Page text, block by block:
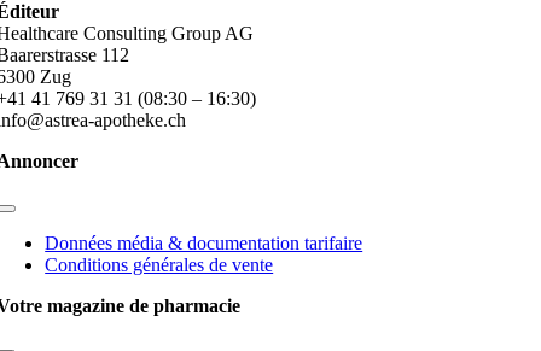
Consulting Group AG
112
Zug
41 769 31 31 (08:30 – 16:30)
apotheke.ch
Toggle
NavigationDonnées média & documentation tarifaire
Conditions générales de vente
magazine de pharmacie